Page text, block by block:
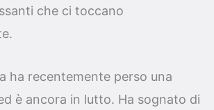
che ci toccano
ha recentemente perso una
è ancora in lutto. Ha sognato di